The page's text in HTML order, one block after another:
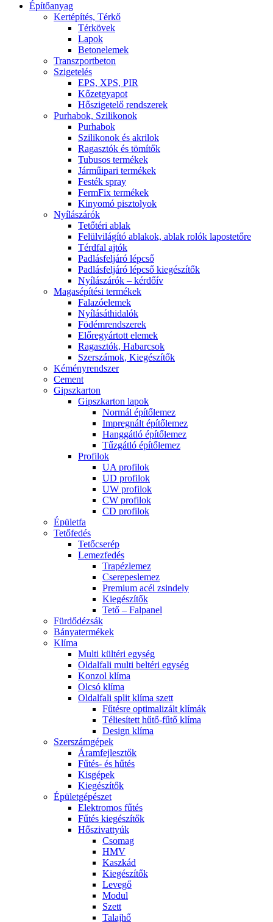
Építőanyag
Kertépítés, Térkő
Térkövek
Lapok
Betonelemek
Transzportbeton
Szigetelés
EPS, XPS, PIR
Kőzetgyapot
Hőszigetelő rendszerek
Purhabok, Szilikonok
Purhabok
Szilikonok és akrilok
Ragasztók és tömítők
Tubusos termékek
Járműipari termékek
Festék spray
FermFix termékek
Kinyomó pisztolyok
Nyílászárók
Tetőtéri ablak
Felülvilágító ablakok, ablak rolók lapostetőre
Térdfal ajtók
Padlásfeljáró lépcső
Padlásfeljáró lépcső kiegészítők
Nyílászárók – kérdőív
Magasépítési termékek
Falazóelemek
Nyílásáthidalók
Födémrendszerek
Előregyártott elemek
Ragasztók, Habarcsok
Szerszámok, Kiegészítők
Kéményrendszer
Cement
Gipszkarton
Gipszkarton lapok
Normál építőlemez
Impregnált építőlemez
Hanggátló építőlemez
Tűzgátló építőlemez
Profilok
UA profilok
UD profilok
UW profilok
CW profilok
CD profilok
Épületfa
Tetőfedés
Tetőcserép
Lemezfedés
Trapézlemez
Cserepeslemez
Premium acél zsindely
Kiegészítők
Tető – Falpanel
Fürdődézsák
Bányatermékek
Klíma
Multi kültéri egység
Oldalfali multi beltéri egység
Konzol klíma
Olcsó klíma
Oldalfali split klíma szett
Fűtésre optimalizált klímák
Téliesített hűtő-fűtő klíma
Design klíma
Szerszámgépek
Áramfejlesztők
Fűtés- és hűtés
Kisgépek
Kiegészítők
Épületgépészet
Elektromos fűtés
Fűtés kiegészítők
Hőszivattyúk
Csomag
HMV
Kaszkád
Kiegészítők
Levegő
Modul
Szett
Talajhő